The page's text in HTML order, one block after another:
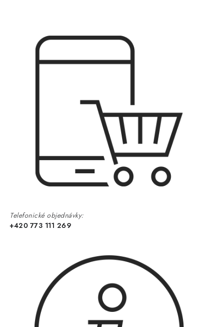
Telefonické objednávky:
+420 773 111 269